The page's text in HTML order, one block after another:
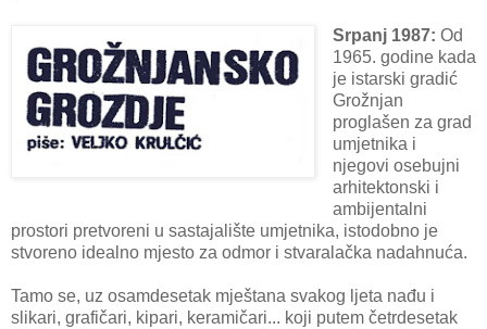
Srpanj 1987: Od
1965. godine kada
je istarski gradić
Grožnjan
proglašen za grad
umjetnika i
njegovi osebujni
arhitektonski i
ambijentalni
prostori pretvoreni u sastajalište umjetnika, istodobno je
stvoreno idealno mjesto za odmor i stvaralačka nadahnuća.
Tamo se, uz osamdesetak mještana svakog ljeta nađu i
slikari, grafičari, kipari, keramičari... koji putem četrdesetak